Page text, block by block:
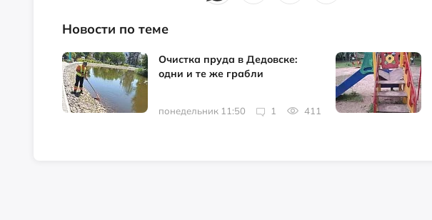
Новости по теме
Очистка пруда в Дедовске:
одни и те же грабли
понедельник 11:50 1 411